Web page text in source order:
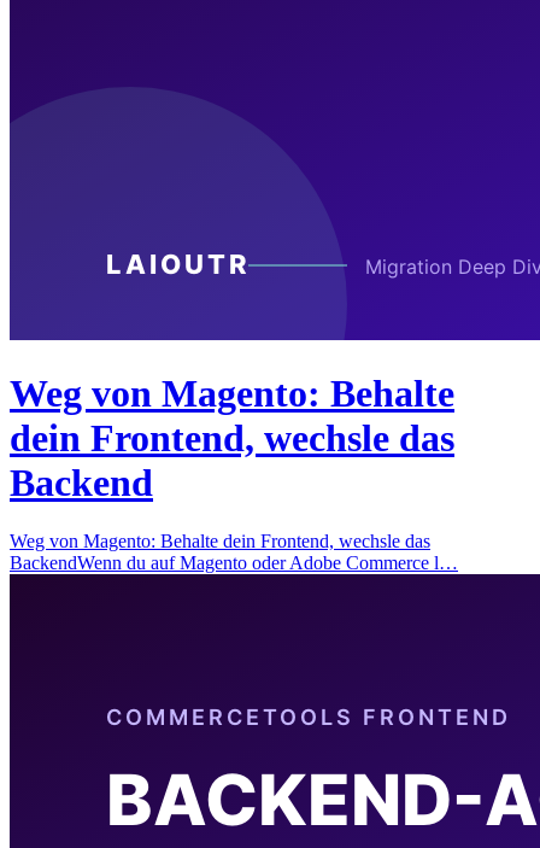
Weg von Magento: Behalte
dein Frontend, wechsle das
Backend
Weg von Magento: Behalte dein Frontend, wechsle das
BackendWenn du auf Magento oder Adobe Commerce l…